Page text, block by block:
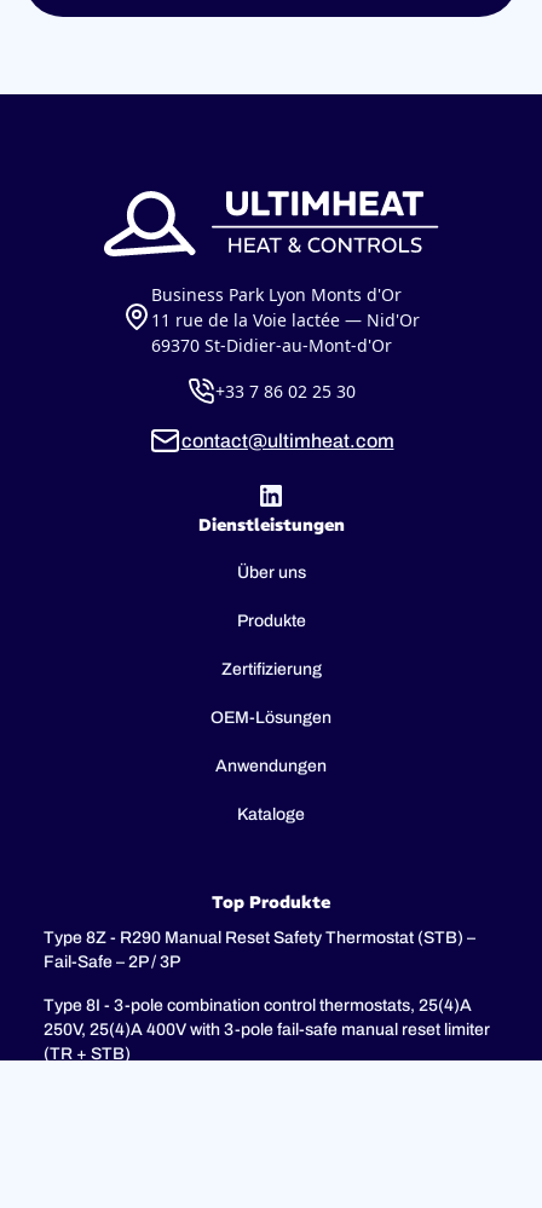
Business Park Lyon Monts d'Or
11 rue de la Voie lactée — Nid'Or
69370 St-Didier-au-Mont-d'Or
+33 7 86 02 25 30
contact@ultimheat.com
Dienstleistungen
Über uns
Produkte
Zertifizierung
OEM-Lösungen
Anwendungen
Kataloge
Top Produkte
Type 8Z - R290 Manual Reset Safety Thermostat (STB) –
Fail-Safe – 2P / 3P
Type 8I - 3-pole combination control thermostats, 25(4)A
250V, 25(4)A 400V with 3-pole fail-safe manual reset limiter
(TR + STB)